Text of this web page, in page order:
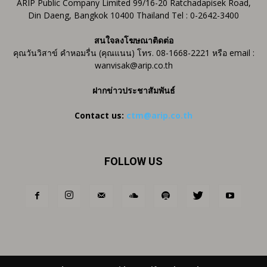
ARIP Public Company Limited 99/16-20 Ratchadapisek Road,
Din Daeng, Bangkok 10400 Thailand Tel : 0-2642-3400
สนใจลงโฆษณาติดต่อ
คุณวันวิสาข์ คำหอมรื่น (คุณแนน) โทร. 08-1668-2221 หรือ email :
wanvisak@arip.co.th
ฝากข่าวประชาสัมพันธ์
Contact us: ctm@arip.co.th
FOLLOW US